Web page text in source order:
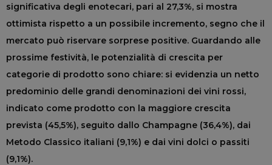
significativa degli enotecari, pari al 27,3%, si mostra
ottimista rispetto a un possibile incremento, segno che il
mercato può riservare sorprese positive. Guardando alle
prossime festività, le potenzialità di crescita per
categorie di prodotto sono chiare: si evidenzia un netto
predominio delle grandi denominazioni dei vini rossi,
indicato come prodotto con la maggiore crescita
prevista (45,5%), seguito dallo Champagne (36,4%), dai
Metodo Classico italiani (9,1%) e dai vini dolci o passiti
(9,1%).